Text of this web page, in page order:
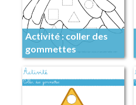
Activité : coller des
gommettes